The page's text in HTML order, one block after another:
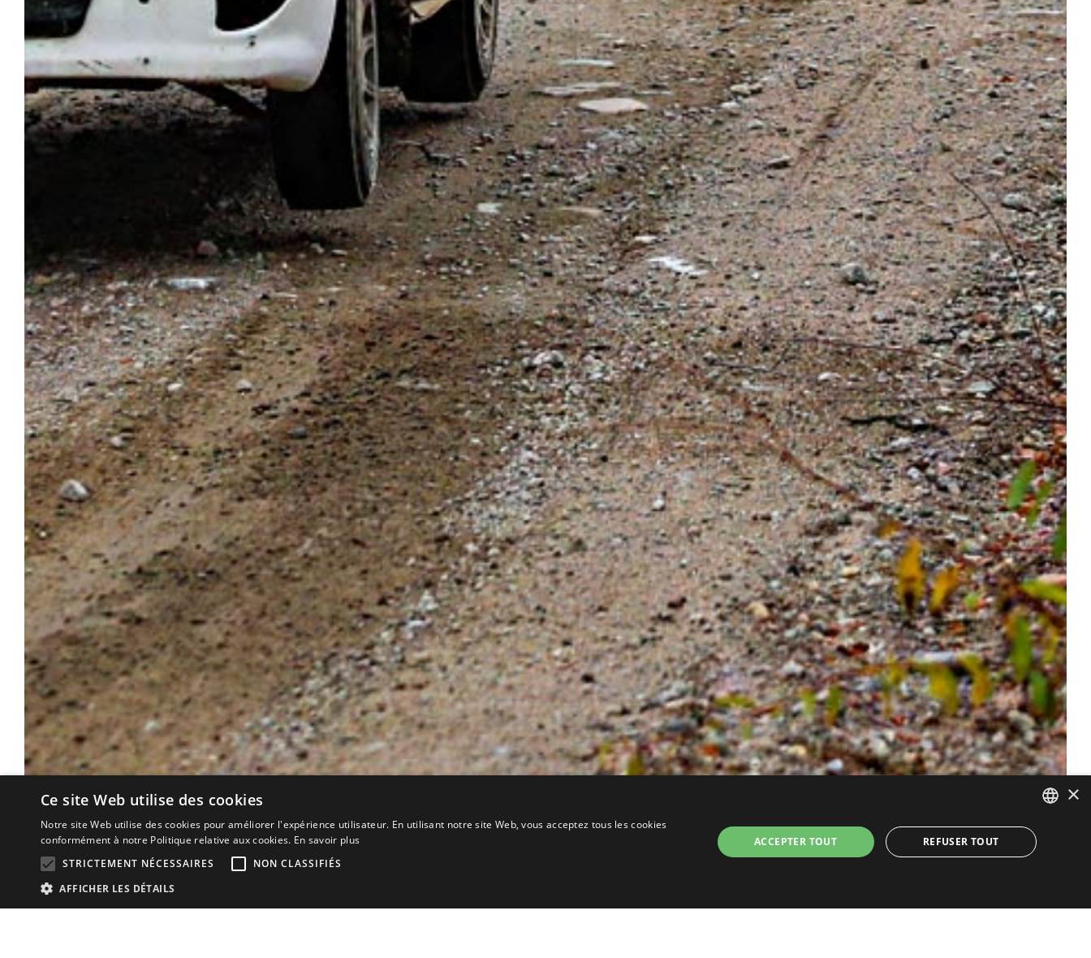
FRENCH
×
Ce site Web utilise des cookies
Notre site Web utilise des cookies pour améliorer l'expérience utilisateur. En utilisant notre site Web, vous acceptez tous les cookies
conformément à notre Politique relative aux cookies. En savoir plus
STRICTEMENT NÉCESSAIRES
NON CLASSIFIÉS
AFFICHER LES DÉTAILS
ACCEPTER TOUT REFUSER TOUT